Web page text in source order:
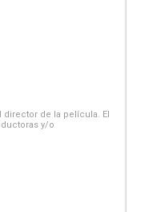
de la película. El
y/o